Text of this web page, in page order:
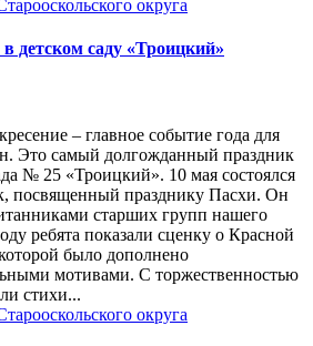
округа
детском саду «Троицкий»
– главное событие года для
Это самый долгожданный праздник
№ 25 «Троицкий». 10 мая состоялся
посвященный празднику Пасхи. Он
старших групп нашего
ребята показали сценку о Красной
было дополнено
мотивами. С торжественностью
стихи...
округа